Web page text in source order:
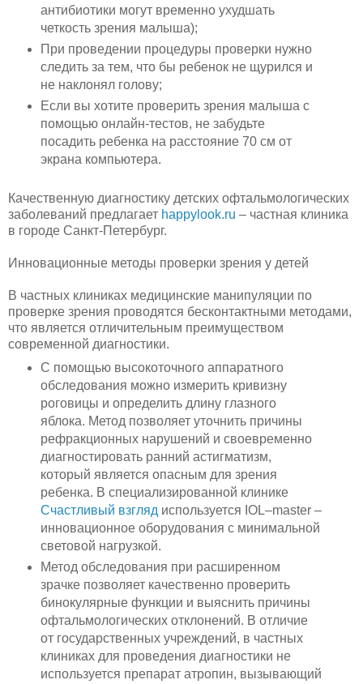
антибиотики могут временно ухудшать
четкость зрения малыша);
При проведении процедуры проверки нужно
следить за тем, что бы ребенок не щурился и
не наклонял голову;
Если вы хотите проверить зрения малыша с
помощью онлайн-тестов, не забудьте
посадить ребенка на расстояние 70 см от
экрана компьютера.
Качественную диагностику детских офтальмологических
заболеваний предлагает happylook.ru – частная клиника
в городе Санкт-Петербург.
Инновационные методы проверки зрения у детей
В частных клиниках медицинские манипуляции по
проверке зрения проводятся бесконтактными методами,
что является отличительным преимуществом
современной диагностики.
С помощью высокоточного аппаратного
обследования можно измерить кривизну
роговицы и определить длину глазного
яблока. Метод позволяет уточнить причины
рефракционных нарушений и своевременно
диагностировать ранний астигматизм,
который является опасным для зрения
ребенка. В специализированной клинике
Счастливый взгляд используется IOL–master –
инновационное оборудования с минимальной
световой нагрузкой.
Метод обследования при расширенном
зрачке позволяет качественно проверить
бинокулярные функции и выяснить причины
офтальмологических отклонений. В отличие
от государственных учреждений, в частных
клиниках для проведения диагностики не
используется препарат атропин, вызывающий